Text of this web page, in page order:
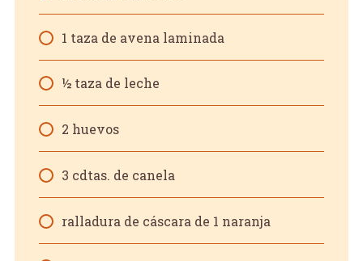
1 taza de avena laminada
½ taza de leche
2 huevos
3 cdtas. de canela
ralladura de cáscara de 1 naranja